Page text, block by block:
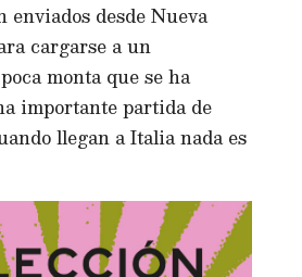
enviados desde Nueva
cargarse a un
monta que se ha
importante partida de
llegan a Italia nada es